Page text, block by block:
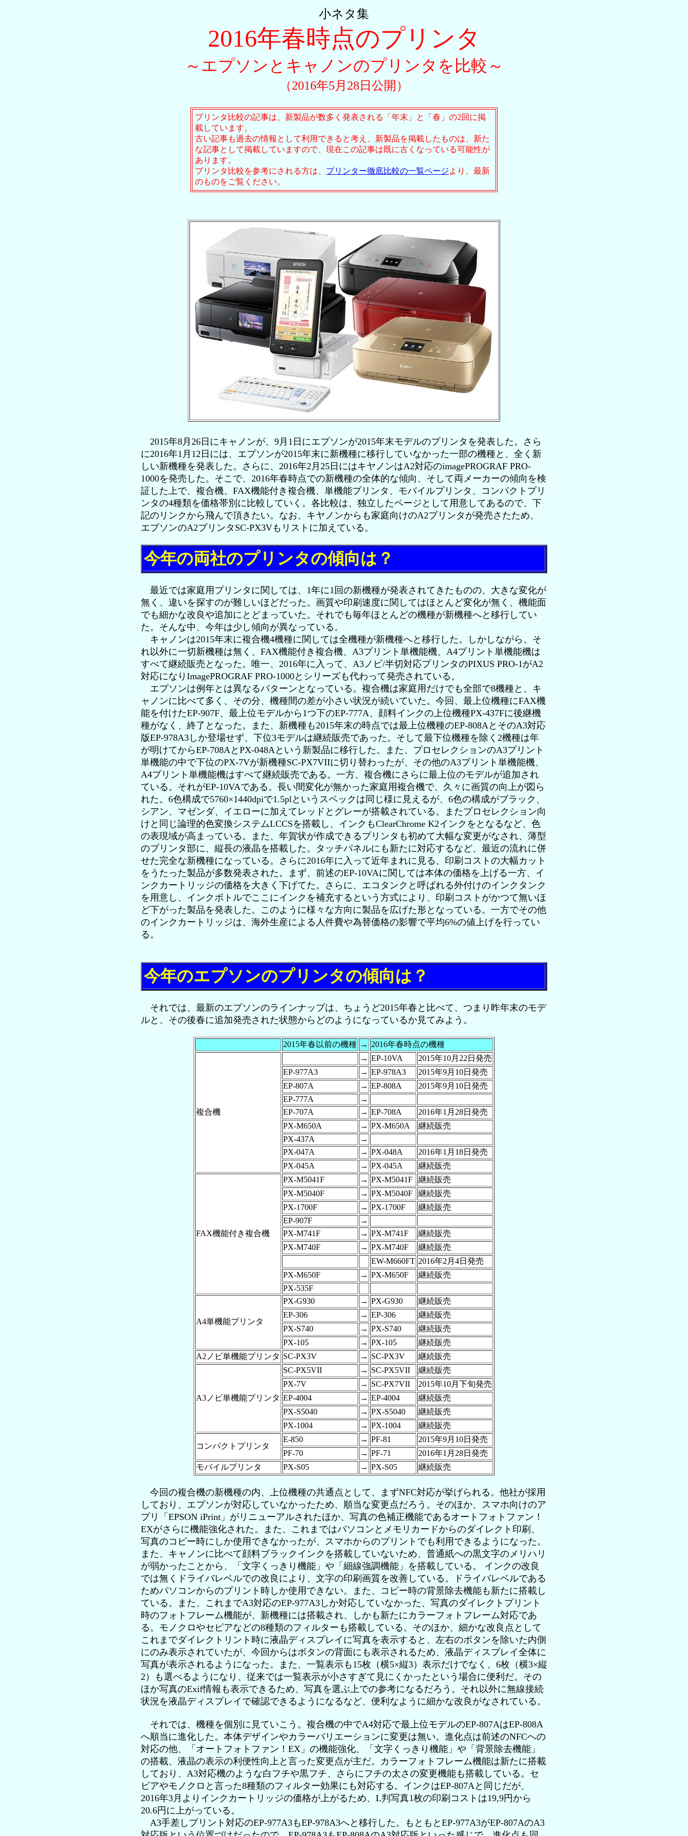
小ネタ集
2016年春時点のプリンタ
～エプソンとキャノンのプリンタを比較～
（2016年5月28日公開）
プリンタ比較の記事は、新製品が数多く発表される「年末」と「春」の2回に掲
載しています。
古い記事も過去の情報として利用できると考え、新製品を掲載したものは、新た
な記事として掲載していますので、現在この記事は既に古くなっている可能性が
あります。
プリンタ比較を参考にされる方は、 プリンター徹底比較の一覧ページより、最新
のものをご覧ください。
2015年8月26日にキャノンが、9月1日にエプソンが2015年末モデルのプリンタを発表した。さら
に2016年1月12日には、エプソンが2015年末に新機種に移行していなかった一部の機種と、全く新
しい新機種を発表した。さらに、2016年2月25日にはキヤノンはA2対応のimagePROGRAF PRO-
1000を発売した。そこで、2016年春時点での新機種の全体的な傾向、そして両メーカーの傾向を検
証した上で、複合機、FAX機能付き複合機、単機能プリンタ、モバイルプリンタ、コンパクトプリ
ンタの4種類を価格帯別に比較していく。各比較は、独立したページとして用意してあるので、下
記のリンクから飛んで頂きたい。なお、キヤノンからも家庭向けのA2プリンタが発売さたため、
エプソンのA2プリンタSC-PX3Vもリストに加えている。
今年の両社のプリンタの傾向は？
最近では家庭用プリンタに関しては、1年に1回の新機種が発表されてきたものの、大きな変化が
無く、違いを探すのが難しいほどだった。画質や印刷速度に関してはほとんど変化が無く、機能面
でも細かな改良や追加にとどまっていた。それでも毎年ほとんどの機種が新機種へと移行してい
た。そんな中、今年は少し傾向が異なっている。
キャノンは2015年末に複合機4機種に関しては全機種が新機種へと移行した。しかしながら、そ
れ以外に一切新機種は無く、FAX機能付き複合機、A3プリント単機能機、A4プリント単機能機は
すべて継続販売となった。唯一、2016年に入って、A3ノビ/半切対応プリンタのPIXUS PRO-1がA2
対応になりImagePROGRAF PRO-1000とシリーズも代わって発売されている。
エプソンは例年とは異なるパターンとなっている。複合機は家庭用だけでも全部で8機種と、キ
ャノンに比べて多く、その分、機種間の差が小さい状況が続いていた。今回、最上位機種にFAX機
能を付けたEP-907F、最上位モデルから1つ下のEP-777A、顔料インクの上位機種PX-437Fに後継機
種がなく、終了となった。また、新機種も2015年末の時点では最上位機種のEP-808AとそのA3対応
版EP-978A3しか登場せず、下位3モデルは継続販売であった。そして最下位機種を除く2機種は年
が明けてからEP-708AとPX-048Aという新製品に移行した。また、プロセレクションのA3プリント
単機能の中で下位のPX-7Vが新機種SC-PX7VIIに切り替わったが、その他のA3プリント単機能機、
A4プリント単機能機はすべて継続販売である。一方、複合機にさらに最上位のモデルが追加され
ている。それがEP-10VAである。長い間変化が無かった家庭用複合機で、久々に画質の向上が図ら
れた。6色構成で5760×1440dpiで1.5plというスペックは同じ様に見えるが、6色の構成がブラック、
シアン、マゼンダ、イエローに加えてレッドとグレーが搭載されている。またプロセレクション向
けと同じ論理的色変換システムLCCSを搭載し、インクもClearChrome K2インクをとなるなど、色
の表現域が高まっている。また、年賀状が作成できるプリンタも初めて大幅な変更がなされ、薄型
のプリンタ部に、縦長の液晶を搭載した。タッチパネルにも新たに対応するなど、最近の流れに併
せた完全な新機種になっている。さらに2016年に入って近年まれに見る、印刷コストの大幅カット
をうたった製品が多数発表された。まず、前述のEP-10VAに関しては本体の価格を上げる一方、イ
ンクカートリッジの価格を大きく下げてた。さらに、エコタンクと呼ばれる外付けのインクタンク
を用意し、インクボトルでここにインクを補充するという方式により、印刷コストがかつて無いほ
ど下がった製品を発表した。このように様々な方向に製品を広げた形となっている。一方でその他
のインクカートリッジは、海外生産による人件費や為替価格の影響で平均6%の値上げを行ってい
る。
今年のエプソンのプリンタの傾向は？
それでは、最新のエプソンのラインナップは、ちょうど2015年春と比べて、つまり昨年末のモデ
ルと、その後春に追加発売された状態からどのようになっているか見てみよう。
2015年春以前の機種 → 2016年春時点の機種
複合機
→ EP-10VA
2015年10月22日発売
EP-977A3
→ EP-978A3
2015年9月10日発売
EP-807A
→ EP-808A
2015年9月10日発売
EP-777A
→
EP-707A
→ EP-708A
2016年1月28日発売
PX-M650A
→ PX-M650A
継続販売
PX-437A
→
PX-047A
→ PX-048A
2016年1月18日発売
PX-045A
→ PX-045A 継続販売
FAX機能付き複合機
PX-M5041F → PX-M5041F
継続販売
PX-M5040F
→ PX-M5040F
継続販売
PX-1700F
→ PX-1700F
継続販売
EP-907F
→
PX-M741F
→ PX-M741F
継続販売
PX-M740F
→ PX-M740F
継続販売
EW-M660FT 2016年2月4日発売
PX-M650F
→ PX-M650F
継続販売
PX-535F
A4単機能プリンタ
PX-G930 → PX-G930
継続販売
EP-306
→ EP-306
継続販売
PX-S740
→ PX-S740
継続販売
PX-105
→ PX-105
継続販売
A2ノビ単機能プリンタ SC-PX3V → SC-PX3V 継続販売
A3ノビ単機能プリンタ
SC-PX5VII → SC-PX5VII
継続販売
PX-7V
→ SC-PX7VII
2015年10月下旬発売
EP-4004
→ EP-4004
継続販売
PX-S5040
→ PX-S5040
継続販売
PX-1004
→ PX-1004 継続販売
コンパクトプリンタ
E-850 → PF-81
2015年9月10日発売
PF-70
→ PF-71
2016年1月28日発売
モバイルプリンタ
PX-S05 → PX-S05 継続販売
今回の複合機の新機種の内、上位機種の共通点として、まずNFC対応が挙げられる。他社が採用
しており、エプソンが対応していなかったため、順当な変更点だろう。そのほか、スマホ向けのア
プリ「EPSON iPrint」がリニューアルされたほか、写真の色補正機能であるオートフォトファン！
EXがさらに機能強化された。また、これまではパソコンとメモリカードからのダイレクト印刷、
写真のコピー時にしか使用できなかったが、スマホからのプリントでも利用できるようになった。
また、キャノンに比べて顔料ブラックインクを搭載していないため、普通紙への黒文字のメリハリ
が弱かったことから、「文字くっきり機能」や「細線強調機能」を搭載している。 インクの改良
では無くドライバレベルでの改良により、文字の印刷画質を改善している。ドライバレベルである
ためパソコンからのプリント時しか使用できない。また、コピー時の背景除去機能も新たに搭載し
ている。また、これまでA3対応のEP-977A3しか対応していなかった、写真のダイレクトプリント
時のフォトフレーム機能が、新機種には搭載され、しかも新たにカラーフォトフレーム対応であ
る。モノクロやセピアなどの8種類のフィルターも搭載している。そのほか、細かな改良点として
これまでダイレクトリント時に液晶ディスプレイに写真を表示すると、左右のボタンを除いた内側
にのみ表示されていたが、今回からはボタンの背面にも表示されるため、液晶ディスプレイ全体に
写真が表示されるようになった。また、一覧表示も15枚（横5×縦3）表示だけでなく、6枚（横3×縦
2）も選べるようになり、従来では一覧表示が小さすぎて見にくかったという場合に便利だ。その
ほか写真のExif情報も表示できるため、写真を選ぶ上での参考になるだろう。それ以外に無線接続
状況を液晶ディスプレイで確認できるようになるなど、便利なように細かな改良がなされている。
それでは、機種を個別に見ていこう。複合機の中でA4対応で最上位モデルのEP-807AはEP-808A
へ順当に進化した。本体デザインやカラーバリエーションに変更は無い。進化点は前述のNFCへの
対応の他、「オートフォトファン！EX」の機能強化、「文字くっきり機能」や「背景除去機能」
の搭載、液晶の表示の利便性向上と言った変更点が主だ。カラーフォトフレーム機能は新たに搭載
しており、A3対応機のような白フチや黒フチ、さらにフチの太さの変更機能も搭載している。セ
ピアやモノクロと言った8種類のフィルター効果にも対応する。インクはEP-807Aと同じだが、
2016年3月よりインクカートリッジの価格が上がるため、L判写真1枚の印刷コストは19,9円から
20.6円に上がっている。
A3手差しプリント対応のEP-977A3もEP-978A3へと移行した。もともとEP-977A3がEP-807AのA3